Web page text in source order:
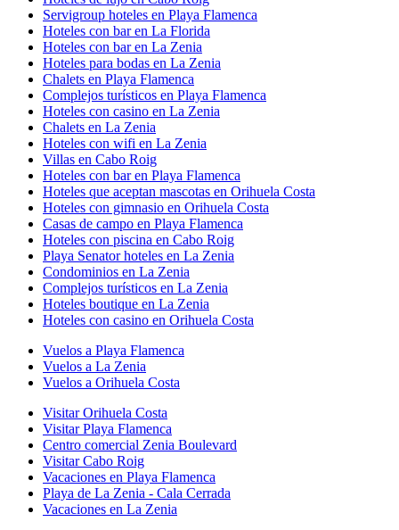
Servigroup hoteles en Playa Flamenca
Hoteles con bar en La Florida
Hoteles con bar en La Zenia
Hoteles para bodas en La Zenia
Chalets en Playa Flamenca
Complejos turísticos en Playa Flamenca
Hoteles con casino en La Zenia
Chalets en La Zenia
Hoteles con wifi en La Zenia
Villas en Cabo Roig
Hoteles con bar en Playa Flamenca
Hoteles que aceptan mascotas en Orihuela Costa
Hoteles con gimnasio en Orihuela Costa
Casas de campo en Playa Flamenca
Hoteles con piscina en Cabo Roig
Playa Senator hoteles en La Zenia
Condominios en La Zenia
Complejos turísticos en La Zenia
Hoteles boutique en La Zenia
Hoteles con casino en Orihuela Costa
Vuelos a Playa Flamenca
Vuelos a La Zenia
Vuelos a Orihuela Costa
Visitar Orihuela Costa
Visitar Playa Flamenca
Centro comercial Zenia Boulevard
Visitar Cabo Roig
Vacaciones en Playa Flamenca
Playa de La Zenia - Cala Cerrada
Vacaciones en La Zenia